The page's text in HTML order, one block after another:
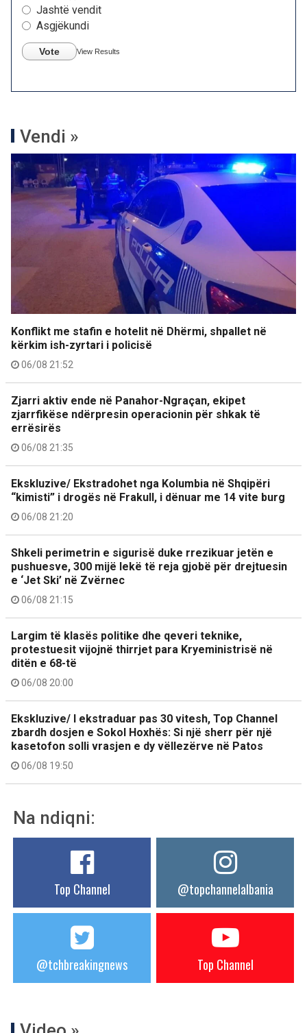
Jashtë vendit
Asgjëkundi
Vote View Results
Vendi »
Konflikt me stafin e hotelit në Dhërmi, shpallet në
kërkim ish-zyrtari i policisë
06/08 21:52
Zjarri aktiv ende në Panahor-Ngraçan, ekipet
zjarrfikëse ndërpresin operacionin për shkak të
errësirës
06/08 21:35
Ekskluzive/ Ekstradohet nga Kolumbia në Shqipëri
“kimisti” i drogës në Frakull, i dënuar me 14 vite burg
06/08 21:20
Shkeli perimetrin e sigurisë duke rrezikuar jetën e
pushuesve, 300 mijë lekë të reja gjobë për drejtuesin
e ‘Jet Ski’ në Zvërnec
06/08 21:15
Largim të klasës politike dhe qeveri teknike,
protestuesit vijojnë thirrjet para Kryeministrisë në
ditën e 68-të
06/08 20:00
Ekskluzive/ I ekstraduar pas 30 vitesh, Top Channel
zbardh dosjen e Sokol Hoxhës: Si një sherr për një
kasetofon solli vrasjen e dy vëllezërve në Patos
06/08 19:50
Na ndiqni:
Top Channel @topchannelalbania
@tchbreakingnews Top Channel